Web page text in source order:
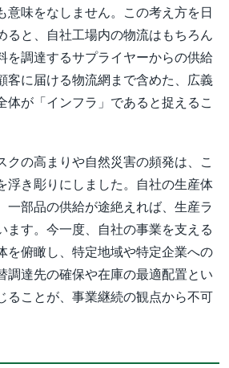
意味をなしません。この考え方を日
ると、自社工場内の物流はもちろん
を調達するサプライヤーからの供給
客に届ける物流網まで含めた、広義
体が「インフラ」であると捉えるこ
クの高まりや自然災害の頻発は、こ
浮き彫りにしました。自社の生産体
一部品の供給が途絶えれば、生産ラ
ます。今一度、自社の事業を支える
を俯瞰し、特定地域や特定企業への
調達先の確保や在庫の最適配置とい
ることが、事業継続の観点から不可